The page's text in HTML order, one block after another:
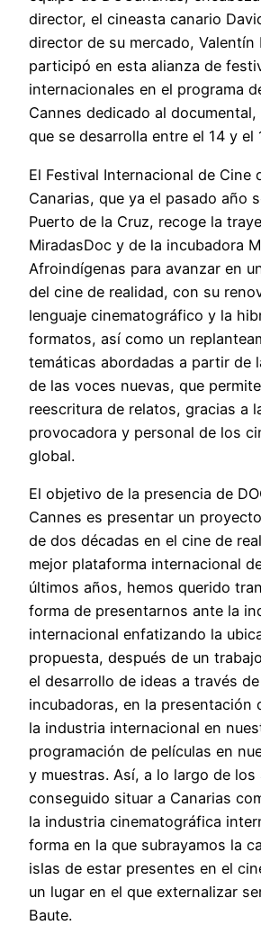
director, el cineasta canario
director de su mercado, Valentín
participó en esta alianza de
internacionales en el programa
Cannes dedicado al documental,
que se desarrolla entre el 14 y el
El Festival Internacional de Cine
Canarias, que ya el pasado año
Puerto de la Cruz, recoge la
MiradasDoc y de la incubadora
Afroindígenas para avanzar en
del cine de realidad, con su
lenguaje cinematográfico y la
formatos, así como un
temáticas abordadas a partir de
de las voces nuevas, que
reescritura de relatos, gracias a
provocadora y personal de los
global.
El objetivo de la presencia de
Cannes es presentar un
de dos décadas en el cine de
mejor plataforma internacional
últimos años, hemos querido
forma de presentarnos ante la
internacional enfatizando la
propuesta, después de un
el desarrollo de ideas a través
incubadoras, en la presentación
la industria internacional en
programación de películas en
y muestras. Así, a lo largo de los
conseguido situar a Canarias
la industria cinematográfica
forma en la que subrayamos la
islas de estar presentes en el
un lugar en el que externalizar
Baute.